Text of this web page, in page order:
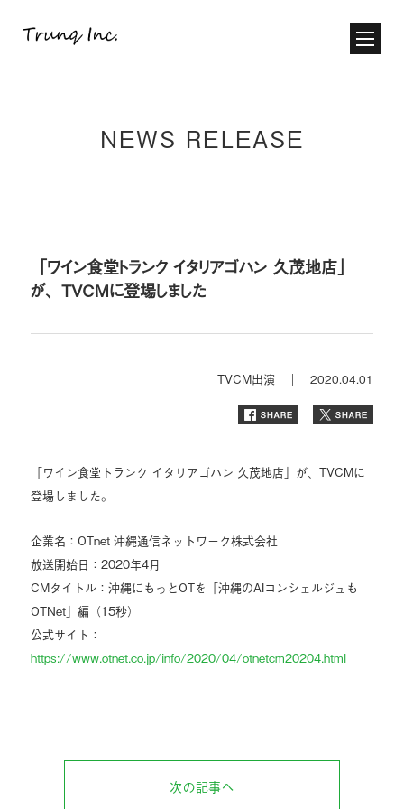
NEWS RELEASE
「ワイン食堂トランク イタリアゴハン 久茂地店」
が、TVCMに登場しました
TVCM出演 ｜2020.04.01
「ワイン食堂トランク イタリアゴハン 久茂地店」が、TVCMに
登場しました。
企業名：OTnet 沖縄通信ネットワーク株式会社
放送開始日：2020年4月
CMタイトル：沖縄にもっとOTを「沖縄のAIコンシェルジュも
OTNet」編（15秒）
公式サイト：
https://www.otnet.co.jp/info/2020/04/otnetcm20204.html
次の記事へ